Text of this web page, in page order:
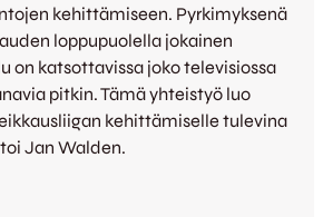
kehittämiseen. Pyrkimyksenä
loppupuolella jokainen
on katsottavissa joko televisiossa
pitkin. Tämä yhteistyö luo
kehittämiselle tulevina
Jan Walden.